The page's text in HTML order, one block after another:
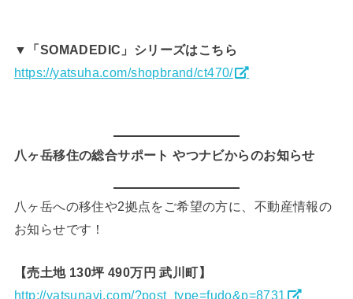
▼「SOMADEDIC」シリーズはこちら
https://yatsuha.com/shopbrand/ct470/
八ヶ岳移住の総合サポート やつナビからのお知らせ
八ヶ岳への移住や2拠点をご希望の方に、不動産情報の
お知らせです！
【売土地 130坪 490万円 武川町】
http://yatsunavi.com/?post_type=fudo&p=8731